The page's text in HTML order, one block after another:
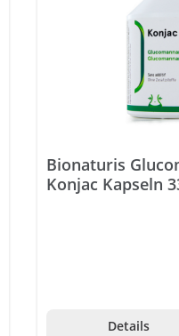
Bionaturis
Konjac Kapseln
Details